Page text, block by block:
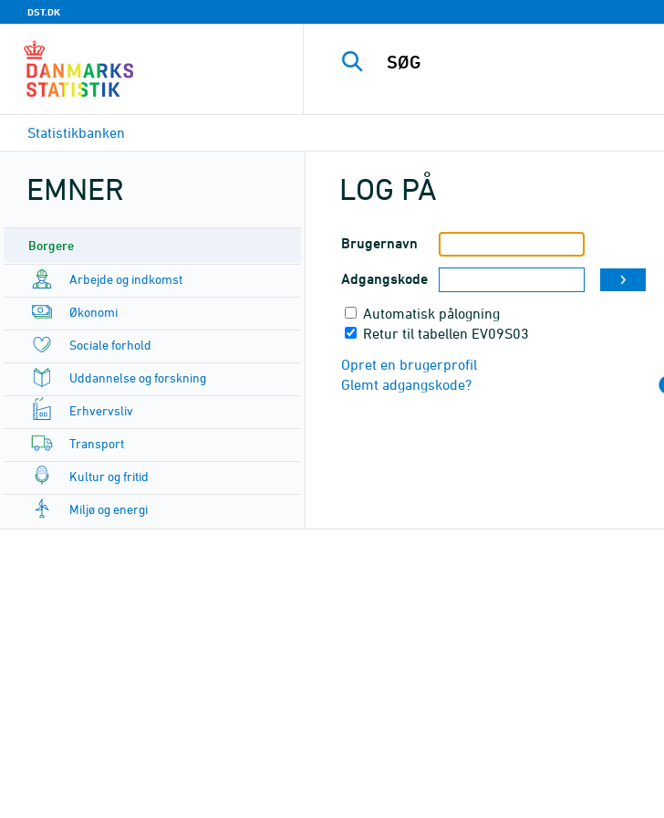
DST.DK
Statistikbanken
EMNER
Borgere
Arbejde og indkomst
Økonomi
Sociale forhold
Uddannelse og forskning
Erhvervsliv
Transport
Kultur og fritid
Miljø og energi
LOG PÅ
Brugernavn
Adgangskode
Automatisk pålogning
Retur til tabellen EV09S03
Opret en brugerprofil
Glemt adgangskode?